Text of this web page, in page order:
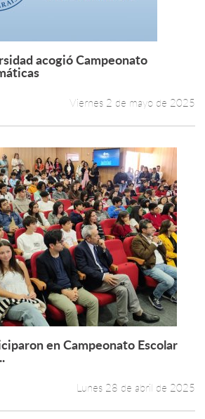
Leer más +
acogió Campeonato
Viernes 2 de mayo de 2025
Leer más +
en Campeonato Escolar
Lunes 28 de abril de 2025